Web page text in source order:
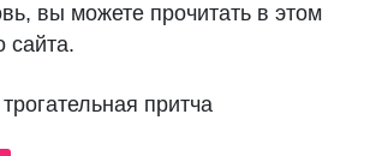
вы можете прочитать в этом
сайта.